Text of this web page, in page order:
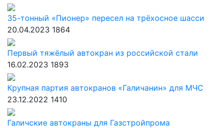
35-тонный «Пионер» пересел на трёхосное шасси
20.04.2023 1864
Первый тяжёлый автокран из российской стали
16.02.2023 1893
Крупная партия автокранов «Галичанин» для МЧС
23.12.2022 1410
Галичские автокраны для Газстройпрома